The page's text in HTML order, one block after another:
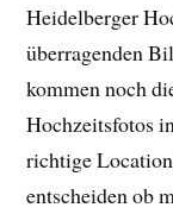
Heidelberger
überragenden
kommen noch
Hochzeitsfotos
richtige
entscheiden ob